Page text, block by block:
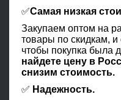
✅Самая низкая
Закупаем оптом на
товары по скидкам, и
чтобы покупка была
найдете цену в
снизим стоимость.
✅ Надежность.